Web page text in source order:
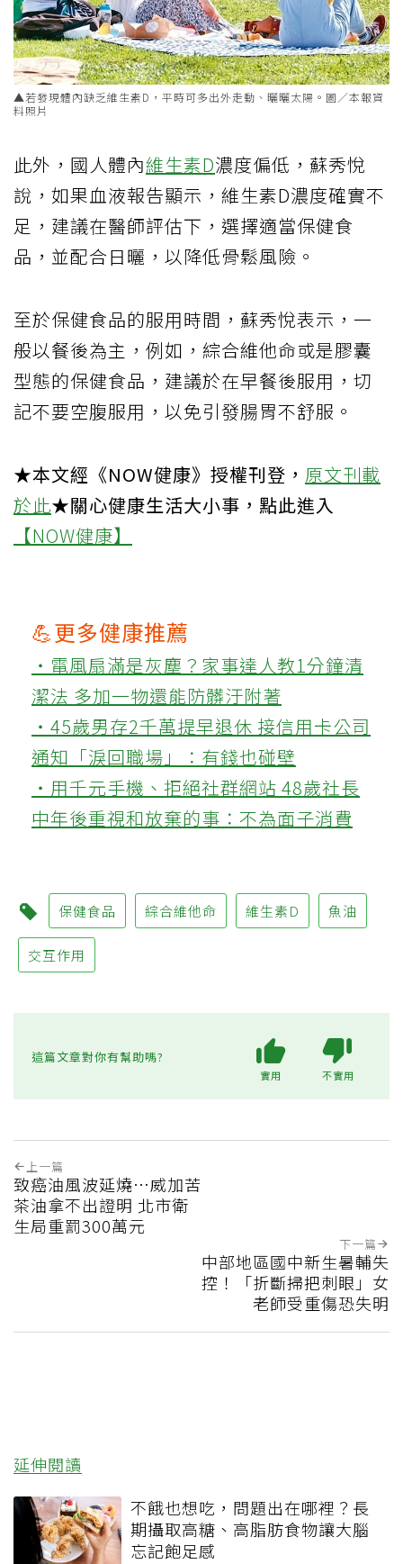
▲若發現體內缺乏維生素D，平時可多出外走動、曬曬太陽。圖／本報資
料照片
此外，國人體內維生素D濃度偏低，蘇秀悅
說，如果血液報告顯示，維生素D濃度確實不
足，建議在醫師評估下，選擇適當保健食
品，並配合日曬，以降低骨鬆風險。
至於保健食品的服用時間，蘇秀悅表示，一
般以餐後為主，例如，綜合維他命或是膠囊
型態的保健食品，建議於在早餐後服用，切
記不要空腹服用，以免引發腸胃不舒服。
★本文經《NOW健康》授權刊登， 原文刊載
於此★關心健康生活大小事，點此進入
【NOW健康】
💪更多健康推薦
‧電風扇滿是灰塵？家事達人教1分鐘清
潔法 多加一物還能防髒汙附著
‧45歲男存2千萬提早退休 接信用卡公司
通知「淚回職場」：有錢也碰壁
‧用千元手機、拒絕社群網站 48歲社長
中年後重視和放棄的事：不為面子消費
保健食品 綜合維他命 維生素D 魚油
交互作用
這篇文章對你有幫助嗎?
實用 不實用
上一篇
致癌油風波延燒…威加苦
茶油拿不出證明 北市衛
生局重罰300萬元
下一篇
中部地區國中新生暑輔失
控！「折斷掃把刺眼」女
老師受重傷恐失明
延伸閱讀
不餓也想吃，問題出在哪裡？長
期攝取高糖、高脂肪食物讓大腦
忘記飽足感